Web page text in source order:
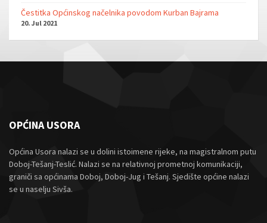
Čestitka Općinskog načelnika povodom Kurban Bajrama
20. Jul 2021
OPĆINA USORA
Općina Usora nalazi se u dolini istoimene rijeke, na magistralnom putu
Doboj-Tešanj-Teslić. Nalazi se na relativnoj prometnoj komunikaciji,
graniči sa općinama Doboj, Doboj-Jug i Tešanj. Sjedište općine nalazi
se u naselju Sivša.